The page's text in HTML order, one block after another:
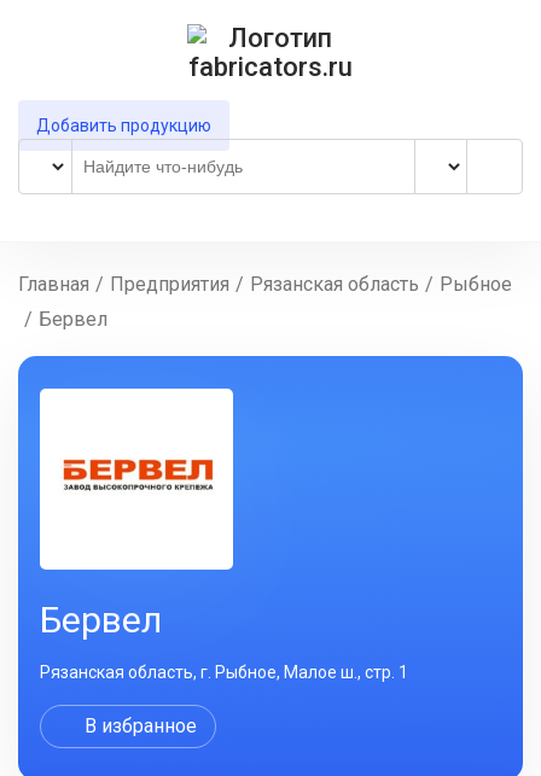
Добавить продукцию
Главная / Предприятия / Рязанская область / Рыбное
/ Бервел
Бервел
Рязанская область, г. Рыбное, Малое ш., стр. 1
В избранное